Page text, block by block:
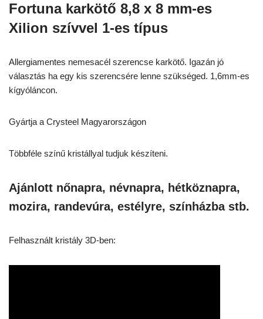
Fortuna karkötő 8,8 x 8 mm-es
Xilion szívvel 1-es típus
Allergiamentes nemesacél szerencse karkötő. Igazán jó
választás ha egy kis szerencsére lenne szükséged. 1,6mm-es
kígyóláncon.
Gyártja a Crysteel Magyarországon
Többféle színű kristállyal tudjuk készíteni.
Ajánlott nőnapra, névnapra, hétköznapra,
mozira, randevúra, estélyre, színházba stb.
Felhasznált kristály 3D-ben: